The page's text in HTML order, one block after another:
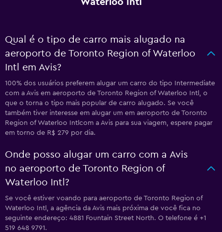
Waterloo Intl
Qual é o tipo de carro mais alugado na
aeroporto de Toronto Region of Waterloo
Intl em Avis?
100% dos usuários preferem alugar um carro do tipo Intermediate
com a Avis em aeroporto de Toronto Region of Waterloo Intl, o
que o torna o tipo mais popular de carro alugado. Se você
também tiver interesse em alugar um em aeroporto de Toronto
Region of Waterloo Intlcom a Avis para sua viagem, espere pagar
em torno de R$ 279 por dia.
Onde posso alugar um carro com a Avis
no aeroporto de Toronto Region of
Waterloo Intl?
Se você estiver voando para aeroporto de Toronto Region of
Waterloo Intl, a agência da Avis mais próxima de você fica no
seguinte endereço: 4881 Fountain Street North. O telefone é +1
519 648 9791.